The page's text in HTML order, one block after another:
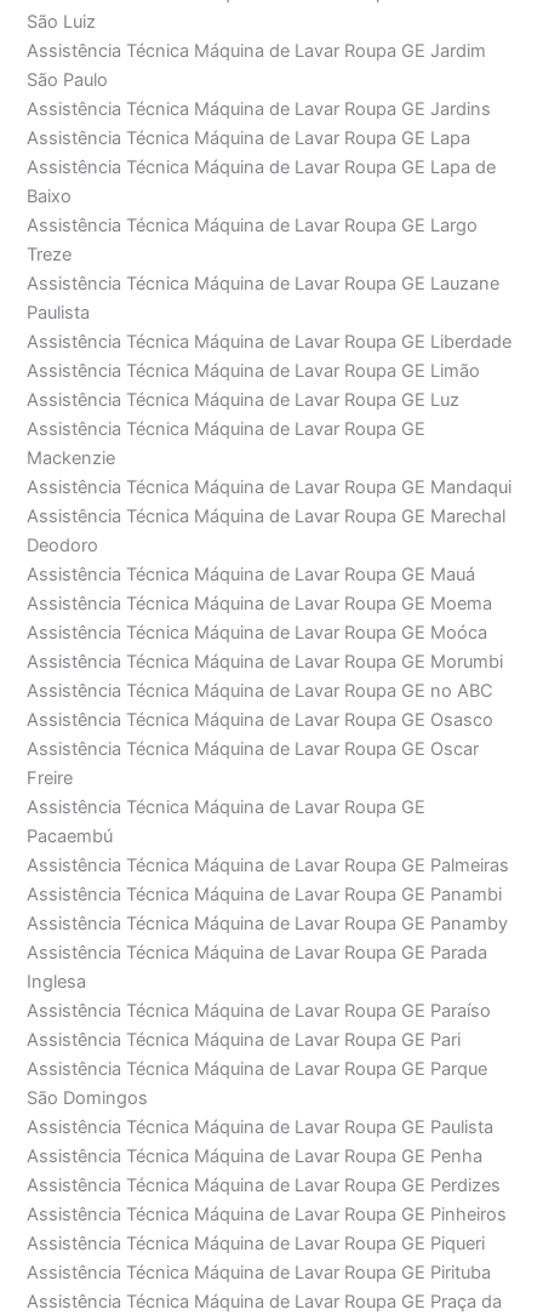
São Luiz
Assistência Técnica Máquina de Lavar Roupa GE Jardim
São Paulo
Assistência Técnica Máquina de Lavar Roupa GE Jardins
Assistência Técnica Máquina de Lavar Roupa GE Lapa
Assistência Técnica Máquina de Lavar Roupa GE Lapa de
Baixo
Assistência Técnica Máquina de Lavar Roupa GE Largo
Treze
Assistência Técnica Máquina de Lavar Roupa GE Lauzane
Paulista
Assistência Técnica Máquina de Lavar Roupa GE Liberdade
Assistência Técnica Máquina de Lavar Roupa GE Limão
Assistência Técnica Máquina de Lavar Roupa GE Luz
Assistência Técnica Máquina de Lavar Roupa GE
Mackenzie
Assistência Técnica Máquina de Lavar Roupa GE Mandaqui
Assistência Técnica Máquina de Lavar Roupa GE Marechal
Deodoro
Assistência Técnica Máquina de Lavar Roupa GE Mauá
Assistência Técnica Máquina de Lavar Roupa GE Moema
Assistência Técnica Máquina de Lavar Roupa GE Moóca
Assistência Técnica Máquina de Lavar Roupa GE Morumbi
Assistência Técnica Máquina de Lavar Roupa GE no ABC
Assistência Técnica Máquina de Lavar Roupa GE Osasco
Assistência Técnica Máquina de Lavar Roupa GE Oscar
Freire
Assistência Técnica Máquina de Lavar Roupa GE
Pacaembú
Assistência Técnica Máquina de Lavar Roupa GE Palmeiras
Assistência Técnica Máquina de Lavar Roupa GE Panambi
Assistência Técnica Máquina de Lavar Roupa GE Panamby
Assistência Técnica Máquina de Lavar Roupa GE Parada
Inglesa
Assistência Técnica Máquina de Lavar Roupa GE Paraíso
Assistência Técnica Máquina de Lavar Roupa GE Pari
Assistência Técnica Máquina de Lavar Roupa GE Parque
São Domingos
Assistência Técnica Máquina de Lavar Roupa GE Paulista
Assistência Técnica Máquina de Lavar Roupa GE Penha
Assistência Técnica Máquina de Lavar Roupa GE Perdizes
Assistência Técnica Máquina de Lavar Roupa GE Pinheiros
Assistência Técnica Máquina de Lavar Roupa GE Piqueri
Assistência Técnica Máquina de Lavar Roupa GE Pirituba
Assistência Técnica Máquina de Lavar Roupa GE Praça da